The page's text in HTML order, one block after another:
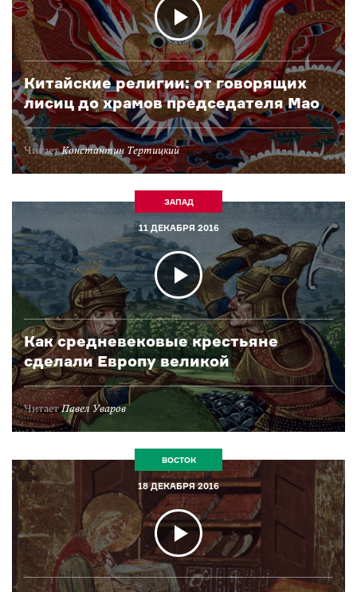
Китайские религии: от говорящих
лисиц до храмов председателя Мао
ЧитаетКонстантин Тертицкий
ЗАПАД
11 ДЕКАБРЯ 2016
Как средневековые крестьяне
сделали Европу великой
ЧитаетПавел Уваров
ВОСТОК
18 ДЕКАБРЯ 2016